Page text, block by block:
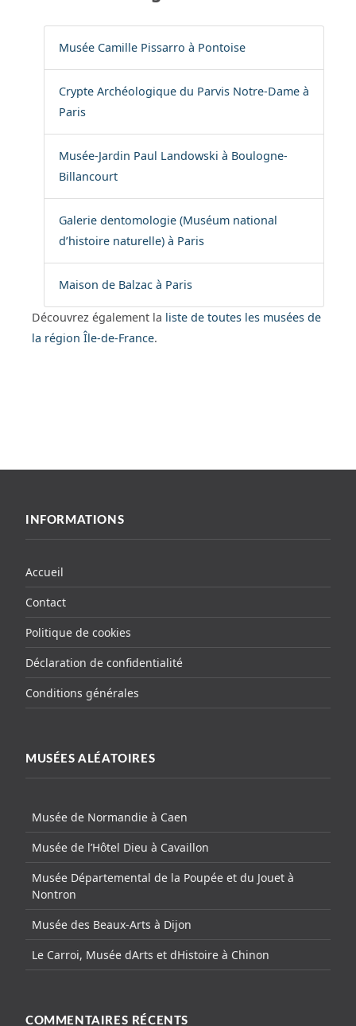
Musée Camille Pissarro à Pontoise
Crypte Archéologique du Parvis Notre-Dame à
Paris
Musée-Jardin Paul Landowski à Boulogne-
Billancourt
Galerie dentomologie (Muséum national
d’histoire naturelle) à Paris
Maison de Balzac à Paris
Découvrez également la liste de toutes les musées de
la région Île-de-France.
INFORMATIONS
Accueil
Contact
Politique de cookies
Déclaration de confidentialité
Conditions générales
MUSÉES ALÉATOIRES
Musée de Normandie à Caen
Musée de l’Hôtel Dieu à Cavaillon
Musée Départemental de la Poupée et du Jouet à
Nontron
Musée des Beaux-Arts à Dijon
Le Carroi, Musée dArts et dHistoire à Chinon
COMMENTAIRES RÉCENTS